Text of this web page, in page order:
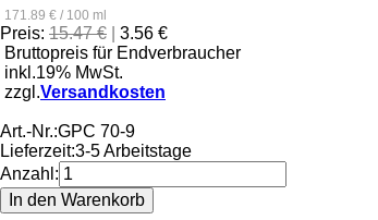
171.89 € / 100 ml
Preis: 15.47 €
3.56 €
Bruttopreis für Endverbraucher
inkl.19% MwSt.
zzgl.Versandkosten
Art.-Nr.:GPC 70-9
Lieferzeit:3-5 Arbeitstage
Anzahl: